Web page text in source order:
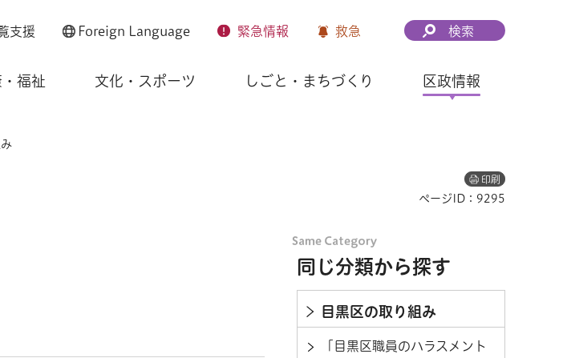
支援 Foreign Language 緊急情報 救急 検索
福祉 文化・スポーツ しごと・まちづくり 区政情報
印刷
ページID：9295
同じ分類から探す
目黒区の取り組み
「目黒区職員のハラスメント